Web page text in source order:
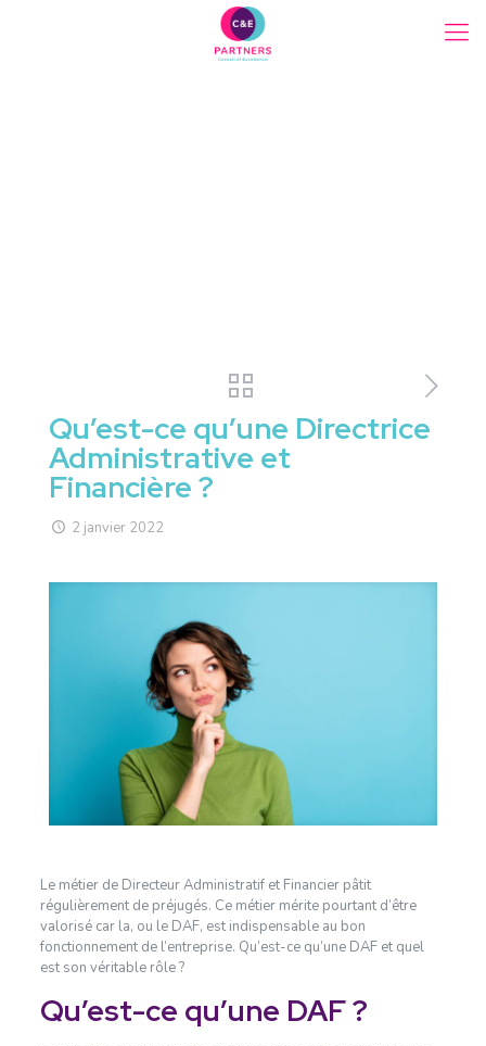
Qu’est-ce qu’une Directrice
Administrative et
Financière ?
2 janvier 2022
Le métier de Directeur Administratif et Financier pâtit
régulièrement de préjugés. Ce métier mérite pourtant d’être
valorisé car la, ou le DAF, est indispensable au bon
fonctionnement de l’entreprise. Qu’est-ce qu’une DAF et quel
est son véritable rôle ?
Qu’est-ce qu’une DAF ?